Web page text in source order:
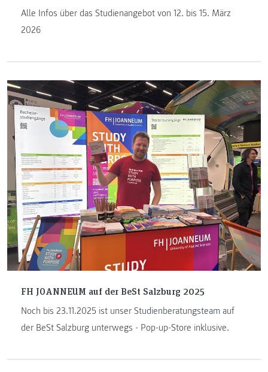
Alle Infos über das Studienangebot von 12. bis 15. März
2026
FH JOANNEUM auf der BeSt Salzburg 2025
Noch bis 23.11.2025 ist unser Studienberatungsteam auf
der BeSt Salzburg unterwegs - Pop-up-Store inklusive.